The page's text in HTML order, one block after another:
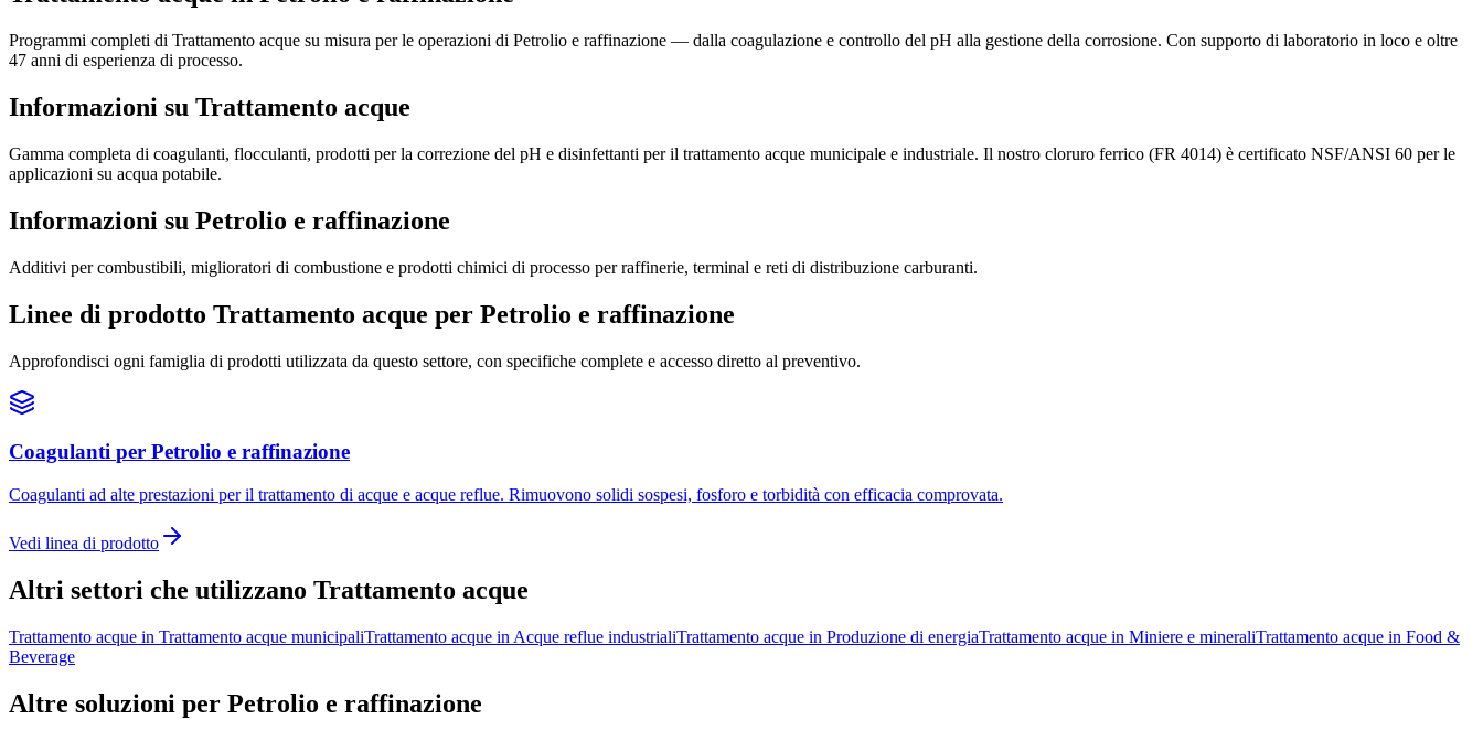
Programmi completi di Trattamento acque su misura per le operazioni di Petrolio e raffinazione — dalla coagulazione e controllo del pH alla gestione della corrosione. Con supporto di laboratorio in loco e oltre
47 anni di esperienza di processo.
Informazioni su Trattamento acque
Gamma completa di coagulanti, flocculanti, prodotti per la correzione del pH e disinfettanti per il trattamento acque municipale e industriale. Il nostro cloruro ferrico (FR 4014) è certificato NSF/ANSI 60 per le
applicazioni su acqua potabile.
Informazioni su Petrolio e raffinazione
Additivi per combustibili, miglioratori di combustione e prodotti chimici di processo per raffinerie, terminal e reti di distribuzione carburanti.
Linee di prodotto Trattamento acque per Petrolio e raffinazione
Approfondisci ogni famiglia di prodotti utilizzata da questo settore, con specifiche complete e accesso diretto al preventivo.
Coagulanti per Petrolio e raffinazione
Coagulanti ad alte prestazioni per il trattamento di acque e acque reflue. Rimuovono solidi sospesi, fosforo e torbidità con efficacia comprovata.
Vedi linea di prodotto
Altri settori che utilizzano Trattamento acque
Trattamento acque in Trattamento acque municipaliTrattamento acque in Acque reflue industrialiTrattamento acque in Produzione di energiaTrattamento acque in Miniere e mineraliTrattamento acque in Food &
Beverage
Altre soluzioni per Petrolio e raffinazione